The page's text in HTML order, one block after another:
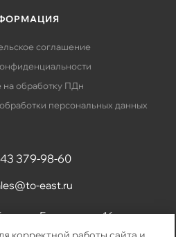
соглашение
на обработку ПДн
персональных данных
379-98-60
east.ru
ул. Барвинка, д. 16